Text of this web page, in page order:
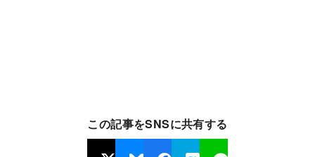
この記事をSNSに共有する